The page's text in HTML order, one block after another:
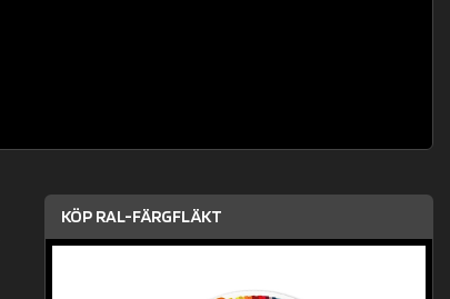
KÖP RAL-FÄRGFLÄKT